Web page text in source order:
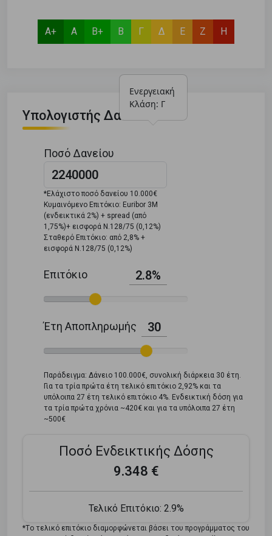
Α+ Α Β+ Β Γ
Ενεργειακή
Κλάση: Γ
Δ Ε Ζ Η
Υπολογιστής Δανείου
Ποσό Δανείου
*Ελάχιστο ποσό δανείου 10.000€
Κυμαινόμενο Επιτόκιο: Euribor 3M
(ενδεικτικά 2%) + spread (από
1,75%)+ εισφορά Ν.128/75 (0,12%)
Σταθερό Επιτόκιο: από 2,8% +
εισφορά Ν.128/75 (0,12%)
Επιτόκιο 2.8%
Έτη Αποπληρωμής 30
Παράδειγμα: Δάνειο 100.000€, συνολική διάρκεια 30 έτη.
Για τα τρία πρώτα έτη τελικό επιτόκιο 2,92% και τα
υπόλοιπα 27 έτη τελικό επιτόκιο 4%. Ενδεικτική δόση για
τα τρία πρώτα χρόνια ~420€ και για τα υπόλοιπα 27 έτη
~500€
Ποσό Ενδεικτικής Δόσης
9.348 €
Τελικό Επιτόκιο: 2.9%
*Tο τελικό επιτόκιο διαμορφώνεται βάσει του προγράμματος του